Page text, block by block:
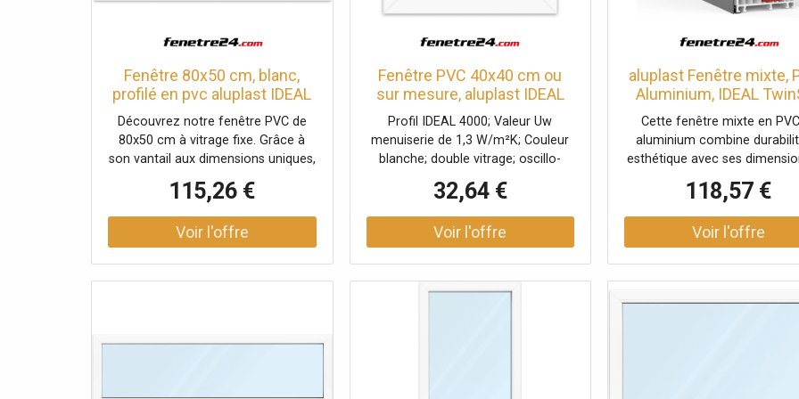
Fenêtre 80x50 cm, blanc,
profilé en pvc aluplast IDEAL
4000, 1 vantail vitrage fixe,
800x500 mm, configuration
personnalisée
Découvrez notre fenêtre PVC de
80x50 cm à vitrage fixe. Grâce à
son vantail aux dimensions uniques,
restreints tout en garantissant une
excellente performance
énergétique. Installation facile et
entretien minimal. Faites le choix de
115,26 €
Fenêtre PVC 40x40 cm ou
sur mesure, aluplast IDEAL
4000, blanc, 400 x 400 mm, 1
vantail, double vitrage
Profil IDEAL 4000; Valeur Uw
menuiserie de 1,3 W/m²K; Couleur
blanche; double vitrage; oscillo-
sécurité à isolation thermique et
phonique sont en option. Aucun
jaunissement en garantie, une
conception individuelle en couleur.
en Allemagne. Fenêtre PVC prix:
32,64 €
aluplast Fenêtre mixte,
Aluminium, IDEAL
8000, Blanc RAL
vantail, vitrage fixe, 510 x
mm, configuration
personnalisée
Cette fenêtre mixte en
aluminium combine
esthétique avec ses
IDEAL TwinSet 8000, elle
finition intérieure blanche
extérieur en blanc RAL 9016.
double vitrage, avec un Ug
pas être ouvert et est sans
118,57 €